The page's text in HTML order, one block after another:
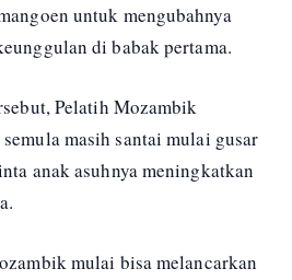
untuk mengubahnya
di babak pertama.
Pelatih Mozambik
masih santai mulai gusar
anak asuhnya meningkatkan
mulai bisa melancarkan